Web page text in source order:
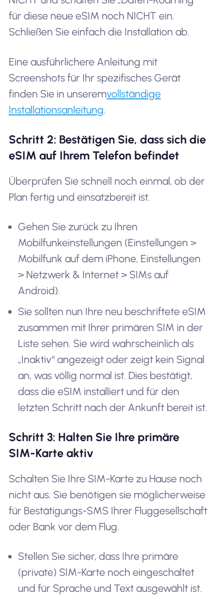
für diese neue eSIM noch NICHT ein.
Schließen Sie einfach die Installation ab.
Eine ausführlichere Anleitung mit
Screenshots für Ihr spezifisches Gerät
finden Sie in unseremvollständige
Installationsanleitung.
Schritt 2: Bestätigen Sie, dass sich die
eSIM auf Ihrem Telefon befindet
Überprüfen Sie schnell noch einmal, ob der
Plan fertig und einsatzbereit ist.
Gehen Sie zurück zu Ihren
Mobilfunkeinstellungen (Einstellungen >
Mobilfunk auf dem iPhone, Einstellungen
> Netzwerk & Internet > SIMs auf
Android).
Sie sollten nun Ihre neu beschriftete eSIM
zusammen mit Ihrer primären SIM in der
Liste sehen. Sie wird wahrscheinlich als
„Inaktiv“ angezeigt oder zeigt kein Signal
an, was völlig normal ist. Dies bestätigt,
dass die eSIM installiert und für den
letzten Schritt nach der Ankunft bereit ist.
Schritt 3: Halten Sie Ihre primäre
SIM-Karte aktiv
Schalten Sie Ihre SIM-Karte zu Hause noch
nicht aus. Sie benötigen sie möglicherweise
für Bestätigungs-SMS Ihrer Fluggesellschaft
oder Bank vor dem Flug.
Stellen Sie sicher, dass Ihre primäre
(private) SIM-Karte noch eingeschaltet
und für Sprache und Text ausgewählt ist.